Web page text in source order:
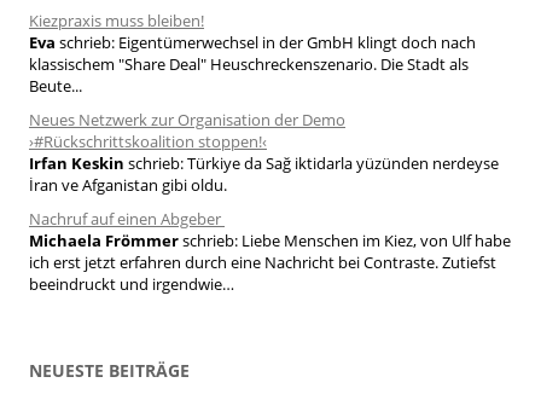
Kiezpraxis muss bleiben!
Eva schrieb: Eigentümerwechsel in der GmbH klingt doch nach
klassischem "Share Deal" Heuschreckenszenario. Die Stadt als
Beute...
Neues Netzwerk zur Organisation der Demo
›#Rückschrittskoalition stoppen!‹
Irfan Keskin schrieb:Türkiye da Sağ iktidarla yüzünden nerdeyse
İran ve Afganistan gibi oldu.
Nachruf auf einen Abgeber
Michaela Frömmerschrieb: Liebe Menschen im Kiez, von Ulf habe
ich erst jetzt erfahren durch eine Nachricht bei Contraste. Zutiefst
beeindruckt und irgendwie…
NEUESTE BEITRÄGE